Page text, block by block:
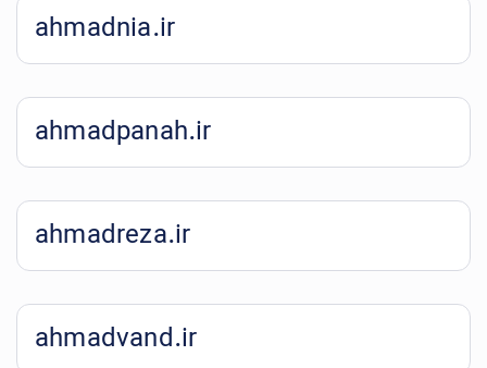
ahmadnia.ir
ahmadpanah.ir
ahmadreza.ir
ahmadvand.ir